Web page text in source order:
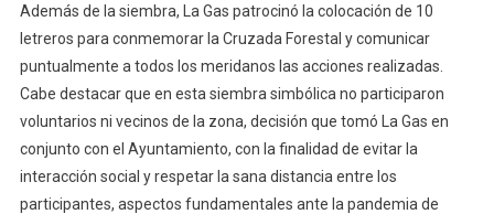
Además de la siembra, La Gas patrocinó la colocación de 10
letreros para conmemorar la Cruzada Forestal y comunicar
puntualmente a todos los meridanos las acciones realizadas.
Cabe destacar que en esta siembra simbólica no participaron
voluntarios ni vecinos de la zona, decisión que tomó La Gas en
conjunto con el Ayuntamiento, con la finalidad de evitar la
interacción social y respetar la sana distancia entre los
participantes, aspectos fundamentales ante la pandemia de